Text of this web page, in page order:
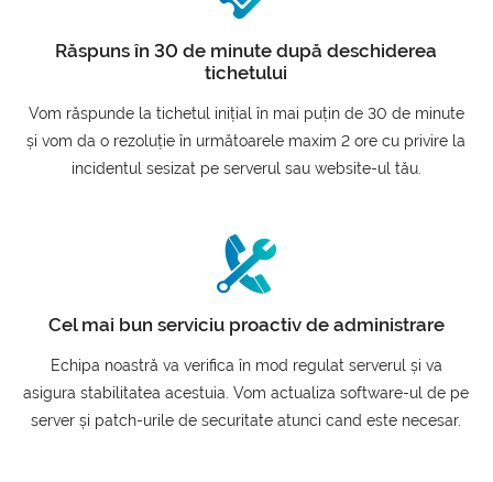
Răspuns în 30 de minute după deschiderea
tichetului
Vom răspunde la tichetul inițial în mai puțin de 30 de minute
și vom da o rezoluție în următoarele maxim 2 ore cu privire la
incidentul sesizat pe serverul sau website-ul tău.
Cel mai bun serviciu proactiv de administrare
Echipa noastră va verifica în mod regulat serverul și va
asigura stabilitatea acestuia. Vom actualiza software-ul de pe
server și patch-urile de securitate atunci cand este necesar.